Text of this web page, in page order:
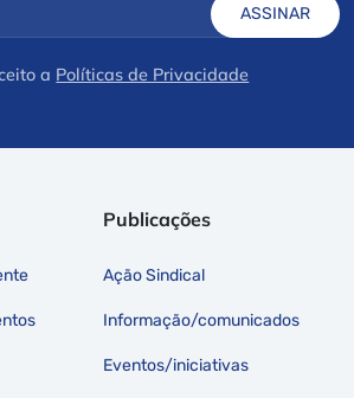
ASSINAR
a Políticas de Privacidade
Publicações
Ação Sindical
Informação/comunicados
Eventos/iniciativas